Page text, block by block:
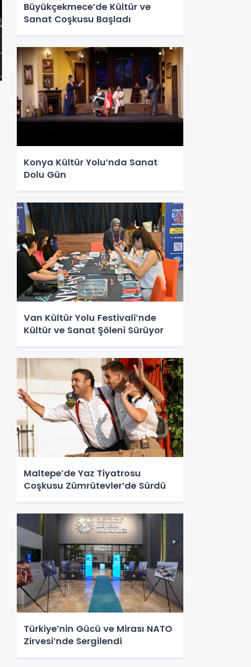
Büyükçekmece’de Kültür ve
Sanat Coşkusu Başladı
Konya Kültür Yolu’nda Sanat
Dolu Gün
Van Kültür Yolu Festivali’nde
Kültür ve Sanat Şöleni Sürüyor
Maltepe’de Yaz Tiyatrosu
Coşkusu Zümrütevler’de Sürdü
Türkiye’nin Gücü ve Mirası NATO
Zirvesi’nde Sergilendi